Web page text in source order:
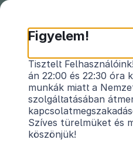
Önkormányzati
rendeletek
Önkormányzati
Vármegye
Győr-Moson-Sopron
Kibocsátó
Szilsárkány Község
Figyelem!
Tisztelt
án 22:00 és 22:30 óra
munkák miatt a
szolgáltatásában
Szíves türelmüket és
köszönjük!